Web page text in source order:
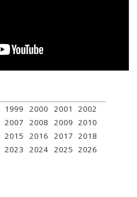
1999 2000 2001
2002
2007 2008 2009 2010
2015 2016 2017 2018
2023 2024 2025 2026